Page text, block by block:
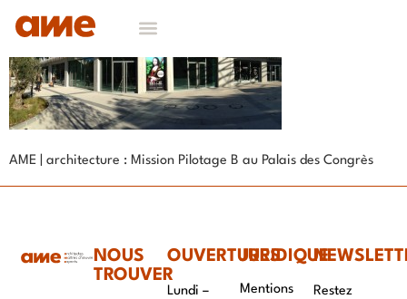
AME | architecture : Mission Pilotage B au Palais des Congrès
NOUS
TROUVER
OUVERTURES
Lundi –
JURIDIQUE
Mentions
Restez